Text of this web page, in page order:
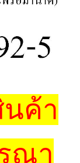
ค้า
ณา